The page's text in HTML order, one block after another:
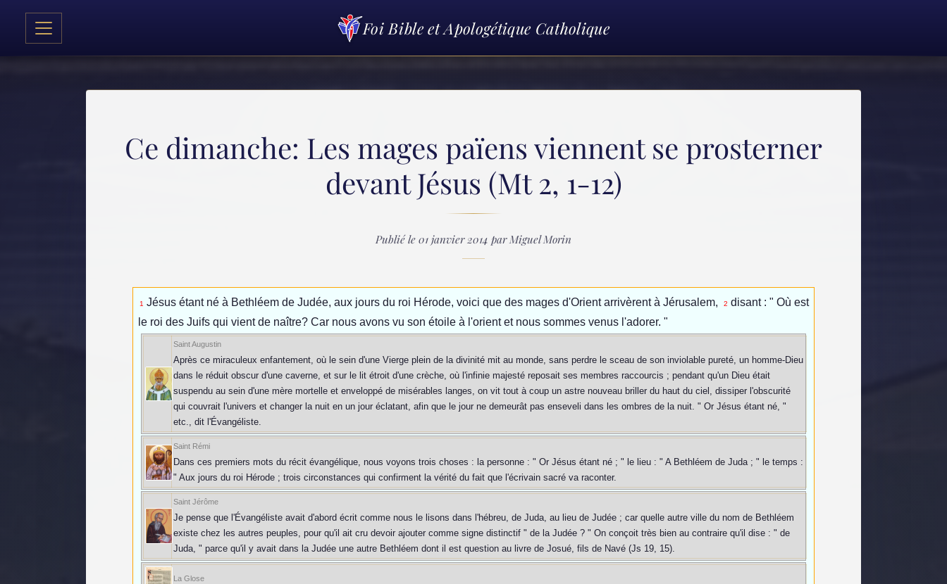
Foi Bible et Apologétique Catholique
Ce dimanche: Les mages païens viennent se prosterner
devant Jésus (Mt 2, 1-12)
Publié le 01 janvier 2014 par Miguel Morin
1 Jésus étant né à Bethléem de Judée, aux jours du roi Hérode, voici que des mages d'Orient arrivèrent à Jérusalem, 2 disant : " Où est
le roi des Juifs qui vient de naître? Car nous avons vu son étoile à l'orient et nous sommes venus l'adorer. "
Saint Augustin
Après ce miraculeux enfantement, où le sein d'une Vierge plein de la divinité mit au monde, sans perdre le sceau de son inviolable pureté, un homme-Dieu
dans le réduit obscur d'une caverne, et sur le lit étroit d'une crèche, où l'infinie majesté reposait ses membres raccourcis ; pendant qu'un Dieu était
suspendu au sein d'une mère mortelle et enveloppé de misérables langes, on vit tout à coup un astre nouveau briller du haut du ciel, dissiper l'obscurité
qui couvrait l'univers et changer la nuit en un jour éclatant, afin que le jour ne demeurât pas enseveli dans les ombres de la nuit. " Or Jésus étant né, "
etc., dit l'Évangéliste.
Saint Rémi
Dans ces premiers mots du récit évangélique, nous voyons trois choses : la personne : " Or Jésus étant né ; " le lieu : " A Bethléem de Juda ; " le temps :
" Aux jours du roi Hérode ; trois circonstances qui confirment la vérité du fait que l'écrivain sacré va raconter.
Saint Jérôme
Je pense que l'Évangéliste avait d'abord écrit comme nous le lisons dans l'hébreu, de Juda, au lieu de Judée ; car quelle autre ville du nom de Bethléem
existe chez les autres peuples, pour qu'il ait cru devoir ajouter comme signe distinctif " de la Judée ? " On conçoit très bien au contraire qu'il dise : " de
Juda, " parce qu'il y avait dans la Judée une autre Bethléem dont il est question au livre de Josué, fils de Navé (Js 19, 15).
La Glose